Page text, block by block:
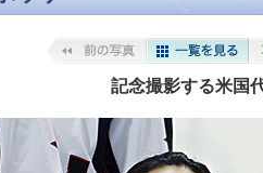
記念撮影する米国